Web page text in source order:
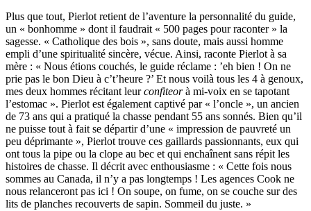
Plus que tout, Pierlot retient de l’aventure la personnalité du guide,
un « bonhomme » dont il faudrait « 500 pages pour raconter » la
sagesse. « Catholique des bois », sans doute, mais aussi homme
empli d’une spiritualité sincère, vécue. Ainsi, raconte Pierlot à sa
mère : « Nous étions couchés, le guide réclame : ’eh bien ! On ne
prie pas le bon Dieu à c’t’heure ?’ Et nous voilà tous les 4 à genoux,
mes deux hommes récitant leurconfiteorà mi-voix en se tapotant
l’estomac ». Pierlot est également captivé par « l’oncle », un ancien
de 73 ans qui a pratiqué la chasse pendant 55 ans sonnés. Bien qu’il
ne puisse tout à fait se départir d’une « impression de pauvreté un
peu déprimante », Pierlot trouve ces gaillards passionnants, eux qui
ont tous la pipe ou la clope au bec et qui enchaînent sans répit les
histoires de chasse. Il décrit avec enthousiasme : « Cette fois nous
sommes au Canada, il n’y a pas longtemps ! Les agences Cook ne
nous relanceront pas ici ! On soupe, on fume, on se couche sur des
lits de planches recouverts de sapin. Sommeil du juste. »